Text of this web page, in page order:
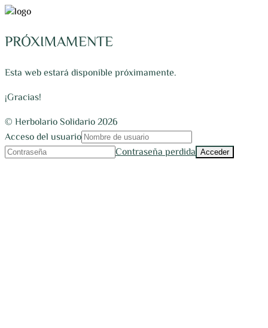
PRÓXIMAMENTE
Esta web estará disponible próximamente.
¡Gracias!
© Herbolario Solidario 2026
Acceso del usuario
Contraseña perdida